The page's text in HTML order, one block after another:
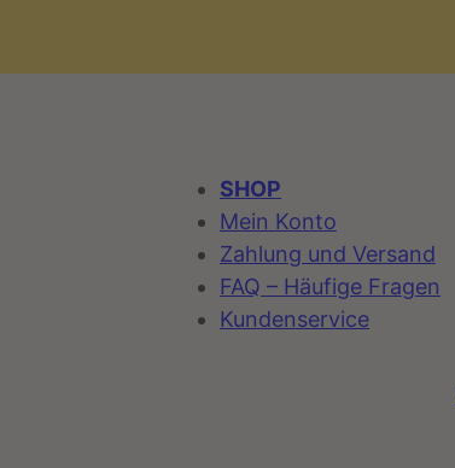
SHOP
Mein Konto
Zahlung und Versand
FAQ – Häufige Fragen
Kundenservice